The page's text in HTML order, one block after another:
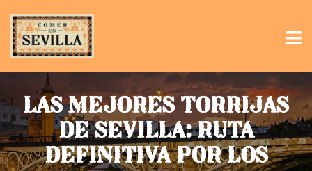
LAS MEJORES TORRIJAS
DE SEVILLA: RUTA
DEFINITIVA POR LOS